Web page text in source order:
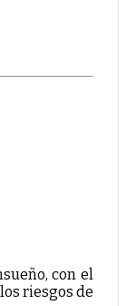
con el
riesgos de